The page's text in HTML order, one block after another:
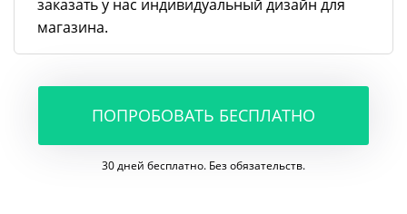
заказать у нас индивидуальный дизайн для
магазина.
ПОПРОБОВАТЬ БЕСПЛАТНО
30 дней бесплатно. Без обязательств.